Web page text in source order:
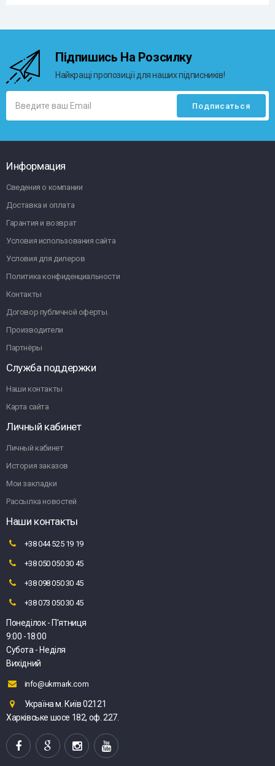
Підпишись На Розсилку
Найкращі пропозиції для наших підписників!
Информация
Сведения о компании
Доставка и оплата
Гарантия и возврат
Условия использования сайта
Условия для дилеров
Политика конфиденциальности
Контакты
Договор публичной оферты.
Производители
Партнёры
Служба поддержки
Наши контакты
Карта сайта
Личный кабинет
Личный кабинет
История заказов
Мои закладки
Рассылка новостей
Наши контакты
+38 044 525 19 19
+38 050 050 30 45
+38 098 050 30 45
+38 073 050 30 45
Понеділок - П'ятниця
9:00 -18:00
Субота - Неділя
Вихідний
info@ukrmark.com
Україна м. Київ 02121
Харківське шосе 182, оф. 227.